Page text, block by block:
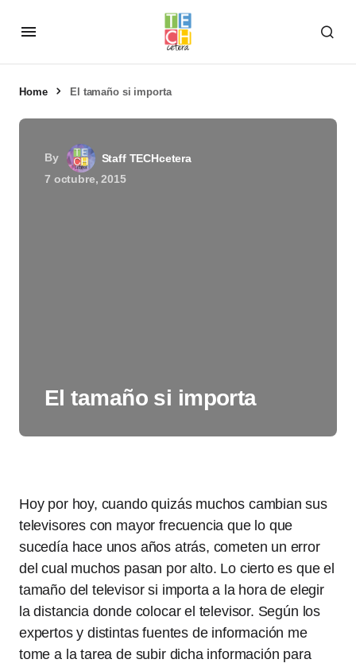
Home El tamaño si importa
By
Staff TECHcetera
7 octubre, 2015
El tamaño si importa
Hoy por hoy, cuando quizás muchos cambian sus
televisores con mayor frecuencia que lo que
sucedía hace unos años atrás, cometen un error
del cual muchos pasan por alto. Lo cierto es que el
tamaño del televisor si importa a la hora de elegir
la distancia donde colocar el televisor. Según los
expertos y distintas fuentes de información me
tome a la tarea de subir dicha información para